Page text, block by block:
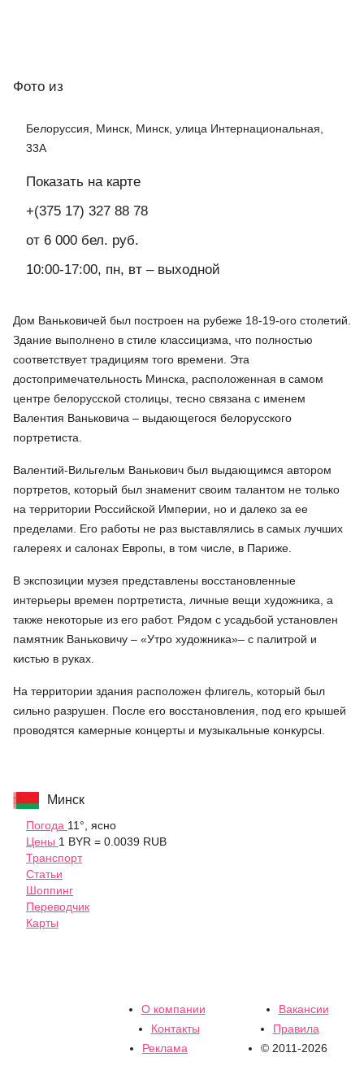
Фото из
Белоруссия, Минск, Минск, улица Интернациональная,
33А
Показать на карте
+(375 17) 327 88 78
от 6 000 бел. руб.
10:00-17:00, пн, вт – выходной
Дом Ваньковичей был построен на рубеже 18-19-ого столетий.
Здание выполнено в стиле классицизма, что полностью
соответствует традициям того времени. Эта
достопримечательность Минска, расположенная в самом
центре белорусской столицы, тесно связана с именем
Валентия Ваньковича – выдающегося белорусского
портретиста.
Валентий-Вильгельм Ванькович был выдающимся автором
портретов, который был знаменит своим талантом не только
на территории Российской Империи, но и далеко за ее
пределами. Его работы не раз выставлялись в самых лучших
галереях и салонах Европы, в том числе, в Париже.
В экспозиции музея представлены восстановленные
интерьеры времен портретиста, личные вещи художника, а
также некоторые из его работ. Рядом с усадьбой установлен
памятник Ваньковичу – «Утро художника»– с палитрой и
кистью в руках.
На территории здания расположен флигель, который был
сильно разрушен. После его восстановления, под его крышей
проводятся камерные концерты и музыкальные конкурсы.
Минск
Погода 11°, ясно
Цены 1 BYR = 0.0039 RUB
Транспорт
Статьи
Шоппинг
Переводчик
Карты
О компании
Вакансии
Контакты
Правила
Реклама
© 2011-2026